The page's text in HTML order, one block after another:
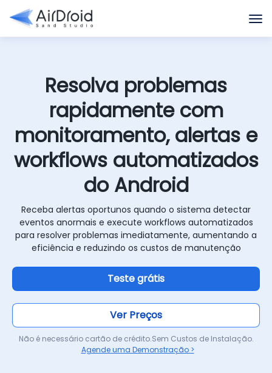
Resolva problemas
rapidamente com
monitoramento, alertas e
workflows automatizados
do Android
Receba alertas oportunos quando o sistema detectar
eventos anormais e execute workflows automatizados
para resolver problemas imediatamente, aumentando a
eficiência e reduzindo os custos de manutenção
Teste grátis
Ver Preços
Não é necessário cartão de crédito.Sem Custos de Instalação.
Agende uma Demonstração >